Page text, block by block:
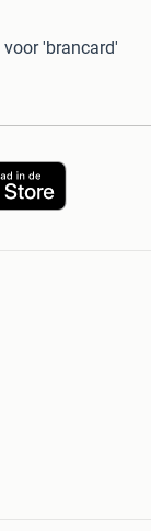
voor 'brancard'